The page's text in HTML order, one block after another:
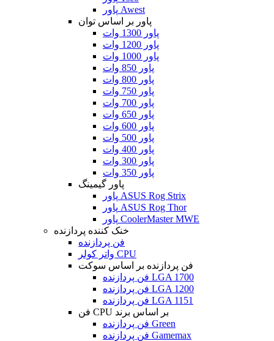
پاور Awest
پاور بر اساس توان
پاور 1300 وات
پاور 1200 وات
پاور 1000 وات
پاور 850 وات
پاور 800 وات
پاور 750 وات
پاور 700 وات
پاور 650 وات
پاور 600 وات
پاور 500 وات
پاور 400 وات
پاور 300 وات
پاور 350 وات
پاور گیمینگ
پاور ASUS Rog Strix
پاور ASUS Rog Thor
پاور CoolerMaster MWE
خنک کننده پردازنده
فن پردازنده
واتر کولر CPU
فن پردازنده بر اساس سوکت
فن پردازنده LGA 1700
فن پردازنده LGA 1200
فن پردازنده LGA 1151
فن CPU بر اساس برند
فن پردازنده Green
فن پردازنده Gamemax